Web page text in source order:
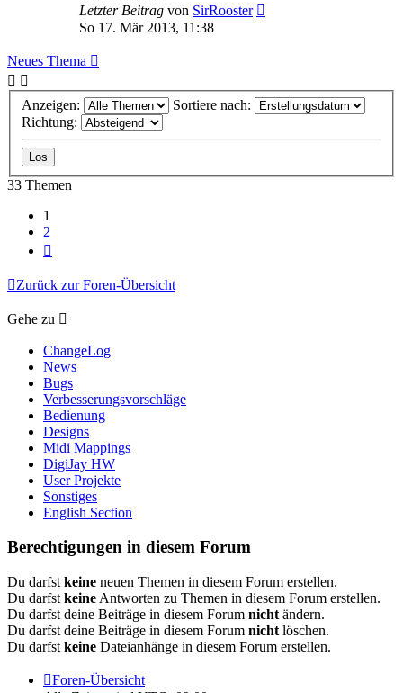
Letzter Beitrag von SirRooster
So 17. Mär 2013, 11:38
Neues Thema
Anzeigen:
Sortiere nach:
Richtung:
33 Themen
1
2
Zurück zur Foren-Übersicht
Gehe zu
ChangeLog
News
Bugs
Verbesserungsvorschläge
Bedienung
Designs
Midi Mappings
DigiJay HW
User Projekte
Sonstiges
English Section
Berechtigungen in diesem Forum
Du darfst keine neuen Themen in diesem Forum erstellen.
Du darfst keine Antworten zu Themen in diesem Forum erstellen.
Du darfst deine Beiträge in diesem Forum nicht ändern.
Du darfst deine Beiträge in diesem Forum nicht löschen.
Du darfst keine Dateianhänge in diesem Forum erstellen.
Foren-Übersicht